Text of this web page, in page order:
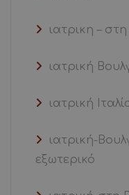
ιατρικη –
ιατρική
ιατρική
ιατρική-
εξωτερικό